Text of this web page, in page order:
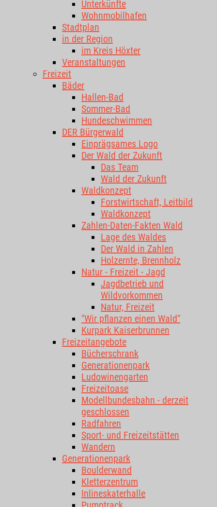
Unterkünfte
Wohnmobilhafen
Stadtplan
in der Region
im Kreis Höxter
Veranstaltungen
Freizeit
Bäder
Hallen-Bad
Sommer-Bad
Hundeschwimmen
DER Bürgerwald
Einprägsames Logo
Der Wald der Zukunft
Das Team
Wald der Zukunft
Waldkonzept
Forstwirtschaft, Leitbild
Waldkonzept
Zahlen-Daten-Fakten Wald
Lage des Waldes
Der Wald in Zahlen
Holzernte, Brennholz
Natur - Freizeit - Jagd
Jagdbetrieb und
Wildvorkommen
Natur, Freizeit
"Wir pflanzen einen Wald"
Kurpark Kaiserbrunnen
Freizeitangebote
Bücherschrank
Generationenpark
Ludowinengarten
Freizeitoase
Modellbundesbahn - derzeit
geschlossen
Radfahren
Sport- und Freizeitstätten
Wandern
Generationenpark
Boulderwand
Kletterzentrum
Inlineskaterhalle